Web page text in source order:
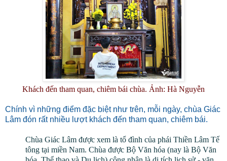
Khách đến tham quan, chiêm bái chùa. Ảnh: Hà Nguyễn
Chính vì những điểm đặc biệt như trên, mỗi ngày, chùa Giác
Lâm đón rất nhiều lượt khách đến tham quan, chiêm bái.
Chùa Giác Lâm được xem là tổ đình của phái Thiền Lâm Tế
tông tại miền Nam. Chùa được Bộ Văn hóa (nay là Bộ Văn